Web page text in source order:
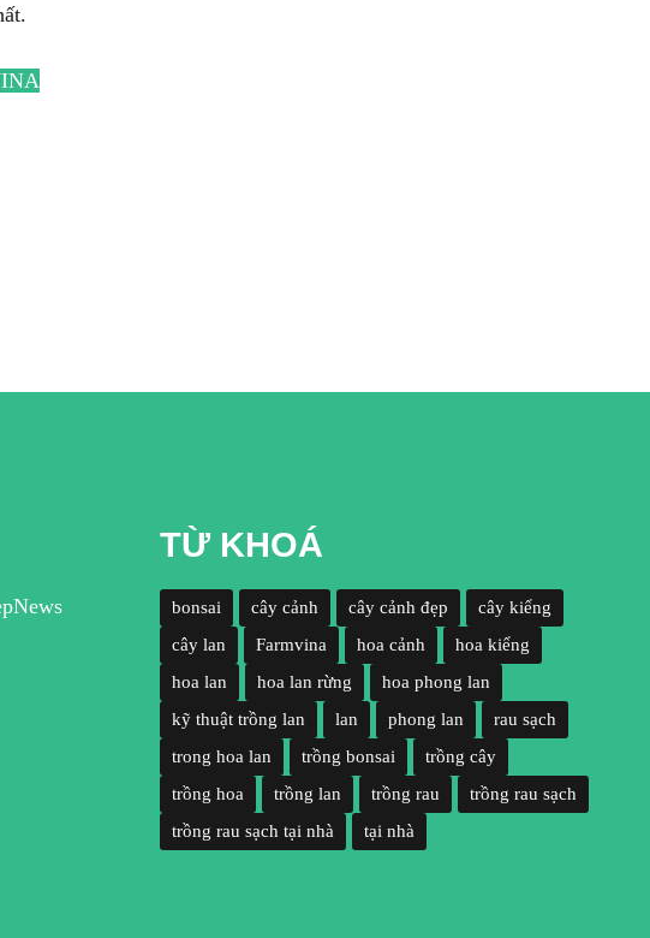
News
TỪ KHOÁ
bonsai cây cảnh cây cảnh đẹp
cây kiểng
cây lan
Farmvina hoa cảnh
hoa kiểng
hoa lan
hoa lan rừng
hoa phong lan
kỹ thuật trồng lan
lan phong lan
rau sạch
trong hoa lan
trồng bonsai
trồng cây
trồng hoa
trồng lan trồng rau
trồng rau sạch
trồng rau sạch tại nhà
tại nhà